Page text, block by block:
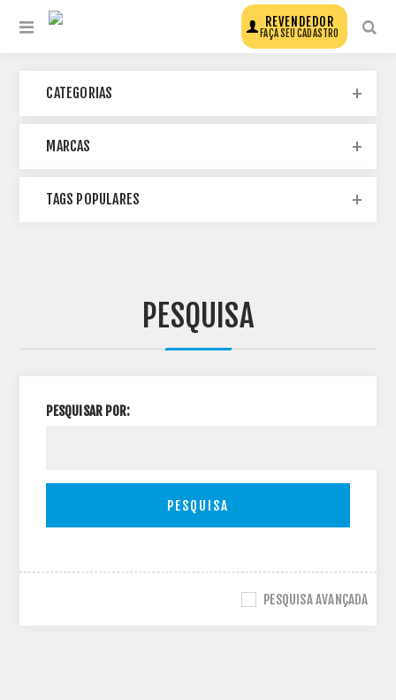
REVENDEDOR
FAÇA SEU CADASTRO
PESQUISA
PESQUISAR POR:
PESQUISA
PESQUISA AVANÇADA
CATEGORIAS
MARCAS
TAGS POPULARES